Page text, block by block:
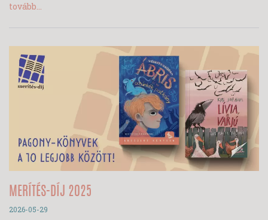
tovább...
MERÍTÉS-DÍJ 2025
2026-05-29